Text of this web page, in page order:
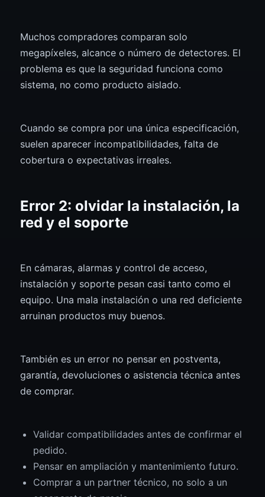
Muchos compradores comparan solo
megapíxeles, alcance o número de detectores. El
problema es que la seguridad funciona como
sistema, no como producto aislado.
Cuando se compra por una única especificación,
suelen aparecer incompatibilidades, falta de
cobertura o expectativas irreales.
Error 2: olvidar la instalación, la
red y el soporte
En cámaras, alarmas y control de acceso,
instalación y soporte pesan casi tanto como el
equipo. Una mala instalación o una red deficiente
arruinan productos muy buenos.
También es un error no pensar en postventa,
garantía, devoluciones o asistencia técnica antes
de comprar.
Validar compatibilidades antes de confirmar el
pedido.
Pensar en ampliación y mantenimiento futuro.
Comprar a un partner técnico, no solo a un